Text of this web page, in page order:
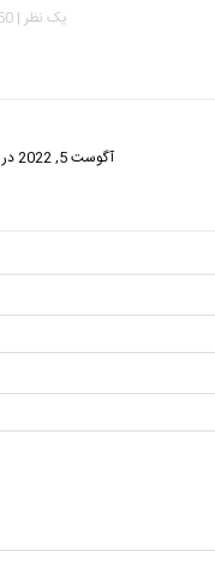
يک نظر | 1,750 بازدید
آگوست 5, 2022 در 6:54 ب.ظ